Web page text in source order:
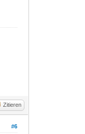
Zitieren
#6